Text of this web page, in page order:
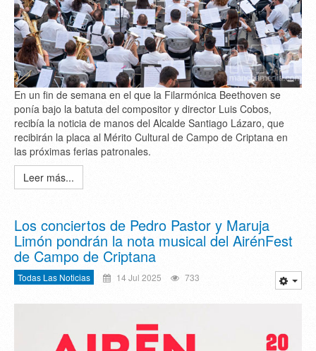
En un fin de semana en el que la Filarmónica Beethoven se
ponía bajo la batuta del compositor y director Luis Cobos,
recibía la noticia de manos del Alcalde Santiago Lázaro, que
recibirán la placa al Mérito Cultural de Campo de Criptana en
las próximas ferias patronales.
Leer más...
Los conciertos de Pedro Pastor y Maruja
Limón pondrán la nota musical del AirénFest
de Campo de Criptana
Todas Las Noticias 14 Jul 2025 733